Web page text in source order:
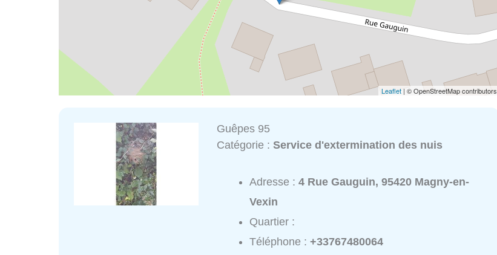
Leaflet | © OpenStreetMap contributors
Guêpes 95
Catégorie :Service d'extermination des nuis
Adresse :4 Rue Gauguin, 95420 Magny-en-
Vexin
Quartier :
Téléphone :+33767480064